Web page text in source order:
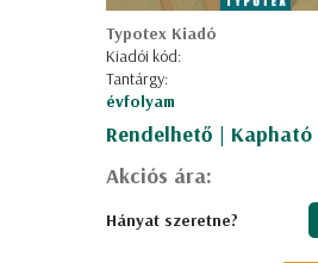
Typotex Kiadó
Kiadói kód:
Tantárgy:
évfolyam
Rendelhető | Kapható
Akciós ára:
Hányat szeretne?